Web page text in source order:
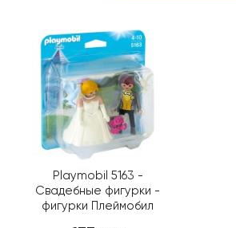
Playmobil 5163 -
Свадебные фигурки -
фигурки Плеймобил